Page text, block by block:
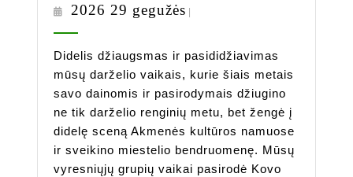
2026 29 gegužės 2026
gegužės
Didelis džiaugsmas ir pasididžiavimas
mūsų darželio vaikais, kurie šiais metais
savo dainomis ir pasirodymais džiugino
ne tik darželio renginių metu, bet žengė į
didelę sceną Akmenės kultūros namuose
ir sveikino miestelio bendruomenę. Mūsų
vyresniųjų grupių vaikai pasirodė Kovo